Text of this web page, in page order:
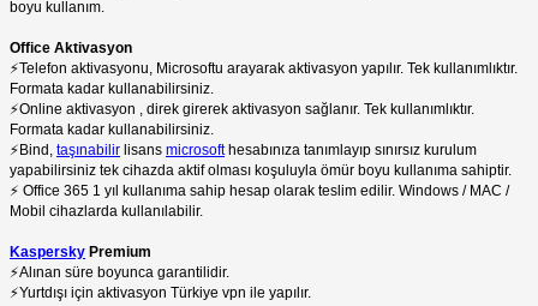
boyu kullanım.
Office Aktivasyon
⚡️Telefon aktivasyonu, Microsoftu arayarak aktivasyon yapılır. Tek kullanımlıktır.
Formata kadar kullanabilirsiniz.
⚡️Online aktivasyon , direk girerek aktivasyon sağlanır. Tek kullanımlıktır.
Formata kadar kullanabilirsiniz.
⚡️Bind, taşınabilir lisans microsofthesabınıza tanımlayıp sınırsız kurulum
yapabilirsiniz tek cihazda aktif olması koşuluyla ömür boyu kullanıma sahiptir.
⚡️ Office 365 1 yıl kullanıma sahip hesap olarak teslim edilir. Windows / MAC /
Mobil cihazlarda kullanılabilir.
Kaspersky Premium
⚡️Alınan süre boyunca garantilidir.
⚡️Yurtdışı için aktivasyon Türkiye vpn ile yapılır.